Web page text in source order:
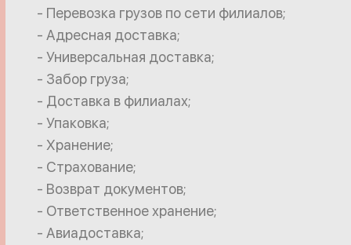
- Перевозка грузов по сети филиалов;
- Адресная доставка;
- Универсальная доставка;
- Забор груза;
- Доставка в филиалах;
- Упаковка;
- Хранение;
- Страхование;
- Возврат документов;
- Ответственное хранение;
- Авиадоставка;